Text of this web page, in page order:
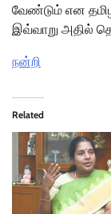
வேண்டும் என
இவ்வாறு அதில்
நன்றி
Related